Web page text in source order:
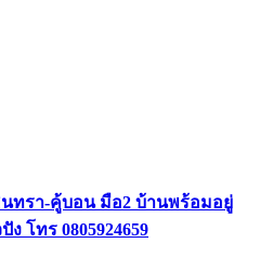
ทรา-คู้บอน มือ2 บ้านพร้อมอยู่
โทร 0805924659